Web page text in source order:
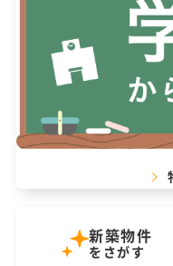
新築物件
をさがす